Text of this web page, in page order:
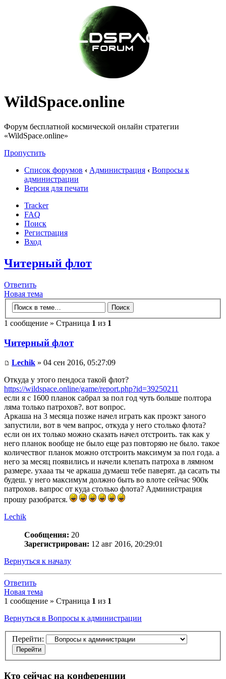
WildSpace.online
Форум бесплатной космической онлайн стратегии
«WildSpace.online»
Пропустить
Список форумов ‹ Администрация ‹ Вопросы к
администрации
Версия для печати
Tracker
FAQ
Поиск
Регистрация
Вход
Читерный флот
Ответить
Новая тема
1 сообщение » Страница 1 из 1
Читерный флот
Lechik » 04 сен 2016, 05:27:09
Откуда у этого пендоса такой флот?
https://wildspace.online/game/report.php?id=39250211
если я с 1600 планок сабрал за пол год чуть больше полтора
ляма только патрохов?. вот вопрос.
Аркаша на 3 месяца позже начел играть как проэкт заного
запустили, вот в чем вапрос, откуда у него столько флота?
если он их только можно сказать начел отстроить. так как у
него планок вообще не было еще раз повторяю не было. такое
количествог планок можно отстроить максимум за пол года. а
него за месяц появились и начели клепать патроха в лямном
размере. ухааа ты че аркаша думаеш тебе паверят. да сасать ты
будеш. у него максимум должно быть во влоте сейчас 900к
патрохов. вапрос от куда столько флота? Администрация
прошу разобратся.
Lechik
Сообщения: 20
Зарегистрирован: 12 авг 2016, 20:29:01
Вернуться к началу
Ответить
Новая тема
1 сообщение » Страница 1 из 1
Вернуться в Вопросы к администрации
Перейти:
Кто сейчас на конференции